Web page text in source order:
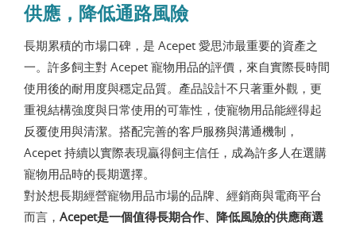
供應，降低通路風險
長期累積的市場口碑，是 Acepet 愛思沛最重要的資產之
一。許多飼主對 Acepet 寵物用品的評價，來自實際長時間
使用後的耐用度與穩定品質。產品設計不只著重外觀，更
重視結構強度與日常使用的可靠性，使寵物用品能經得起
反覆使用與清潔。搭配完善的客戶服務與溝通機制，
Acepet 持續以實際表現贏得飼主信任，成為許多人在選購
寵物用品時的長期選擇。
對於想長期經營寵物用品市場的品牌、經銷商與電商平台
而言， Acepet是一個值得長期合作、降低風險的供應商選